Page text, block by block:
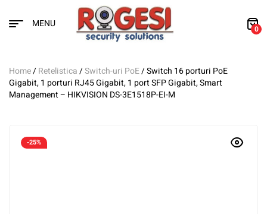
MENU 0
Home/Retelistica/Switch-uri PoE/ Switch 16 porturi PoE
Gigabit, 1 porturi RJ45 Gigabit, 1 port SFP Gigabit, Smart
Management – HIKVISION DS-3E1518P-EI-M
-25%